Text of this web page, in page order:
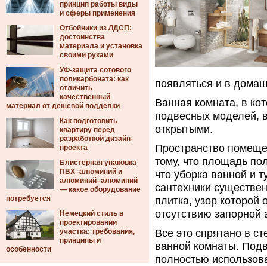
принцип работы виды
и сферы применения
Отбойники из ЛДСП:
достоинства
материала и установка
своими руками
УФ-защита сотового
поликарбоната: как
отличить
качественный
материал от дешевой подделки
Как подготовить
квартиру перед
разработкой дизайн-
проекта
Блистерная упаковка
ПВХ–алюминий и
алюминий–алюминий
— какое оборудование
потребуется
Немецкий стиль в
проектировании
участка: требования,
принципы и
особенности
появляться и в
Ванная комната, в
подвесных моделей,
открытыми.
Пространство
тому, что площадь
что уборка ванной и
сантехники
плитка, узор которой
отсутствию запорной
Все это спрятано в
ванной комнаты.
полностью